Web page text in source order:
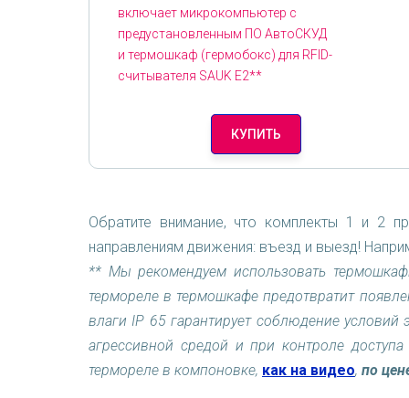
включает микрокомпьютер с
предустановленным ПО АвтоСКУД
и термошкаф (гермобокс) для RFID-
считывателя SAUK E2**
КУПИТЬ
Обратите внимание, что комплекты 1 и 2
направлениям движения: въезд и выезд!
** Мы рекомендуем использовать
термореле в термошкафе предотвратит
влаги IP 65 гарантирует соблюдение
агрессивной средой и при контроле
термореле в компоновке, как на видео, по